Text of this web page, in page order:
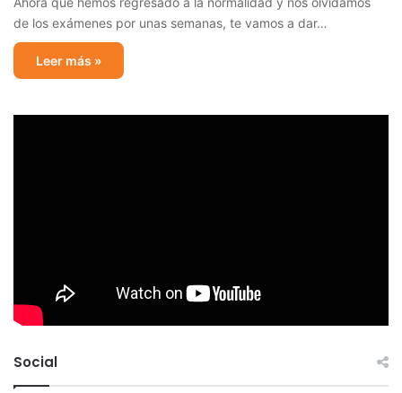
de los exámenes por unas semanas, te vamos a dar…
Leer más »
Social